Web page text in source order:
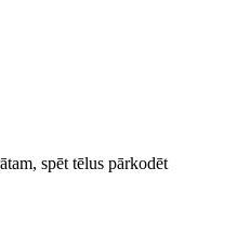
spēt tēlus pārkodēt